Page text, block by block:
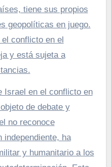
tiene sus propios
geopolíticas en juego.
conflicto en el
y está sujeta a
Israel en el conflicto en
de debate y
no reconoce
independiente, ha
y humanitario a los